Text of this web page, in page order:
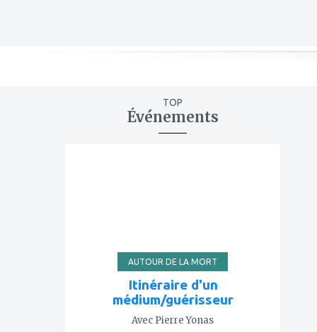
TOP
Événements
AUTOUR DE LA MORT
Itinéraire d'un
médium/guérisseur
Avec Pierre Yonas